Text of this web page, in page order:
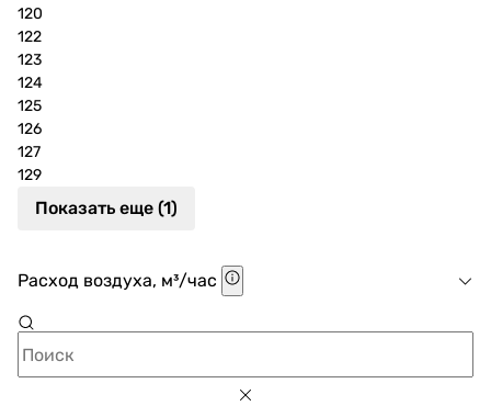
120
122
123
124
125
126
127
129
Показать еще (1)
Расход воздуха, м³/час